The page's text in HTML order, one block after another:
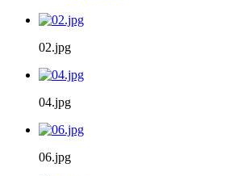
02.jpg
04.jpg
06.jpg